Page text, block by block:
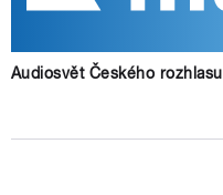
Audiosvět Českého